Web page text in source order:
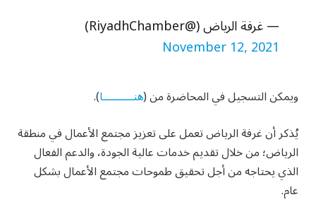
— غرفة الرياض (@RiyadhChamber)
November 12, 2021
ويمكن التسجيل في المحاضرة من (هنـــــــــــا).
يُذكر أن غرفة الرياض تعمل على تعزيز مجتمع الأعمال في منطقة
الرياض؛ من خلال تقديم خدمات عالية الجودة، والدعم الفعال
الذي يحتاجه من أجل تحقيق طموحات مجتمع الأعمال بشكل
عام.